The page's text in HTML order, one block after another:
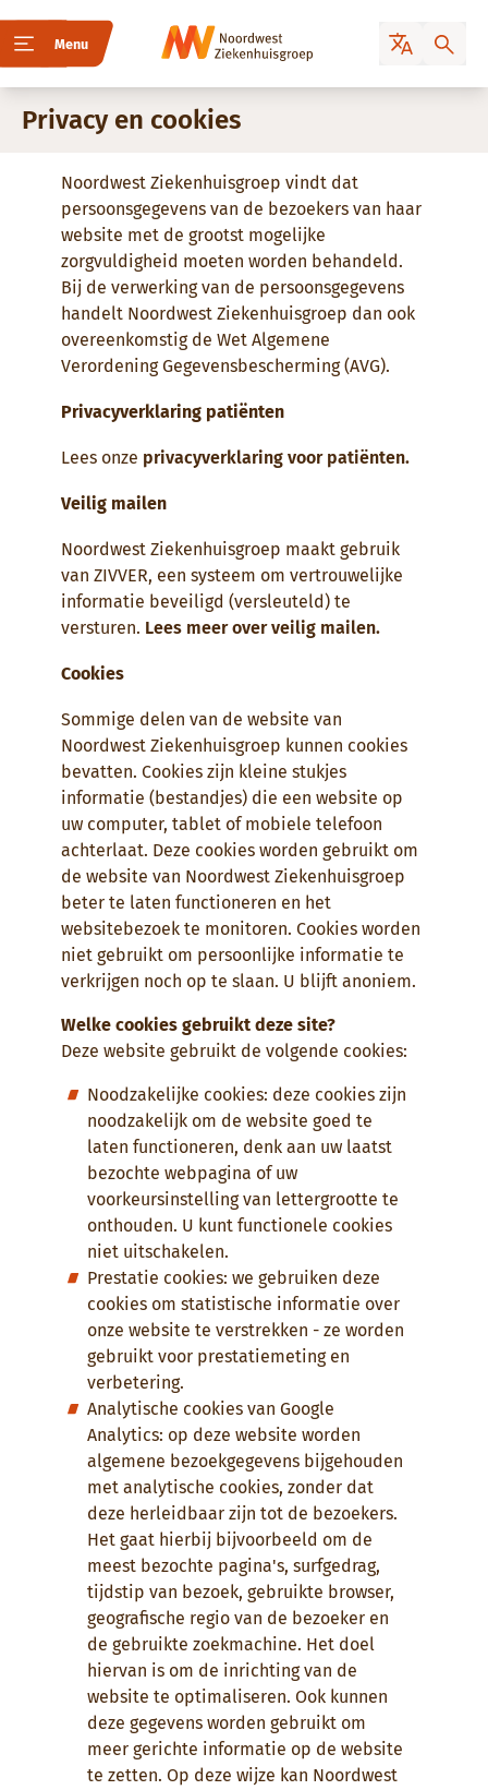
Menu
Privacy en cookies
Noordwest Ziekenhuisgroep vindt dat
persoonsgegevens van de bezoekers van haar
website met de grootst mogelijke
zorgvuldigheid moeten worden behandeld.
Bij de verwerking van de persoonsgegevens
handelt Noordwest Ziekenhuisgroep dan ook
overeenkomstig de Wet Algemene
Verordening Gegevensbescherming (AVG).
Privacyverklaring patiënten
Lees onze privacyverklaring voor patiënten.
Veilig mailen
Noordwest Ziekenhuisgroep maakt gebruik
van ZIVVER, een systeem om vertrouwelijke
informatie beveiligd (versleuteld) te
versturen. Lees meer over veilig mailen.
Cookies
Sommige delen van de website van
Noordwest Ziekenhuisgroep kunnen cookies
bevatten. Cookies zijn kleine stukjes
informatie (bestandjes) die een website op
uw computer, tablet of mobiele telefoon
achterlaat. Deze cookies worden gebruikt om
de website van Noordwest Ziekenhuisgroep
beter te laten functioneren en het
websitebezoek te monitoren. Cookies worden
niet gebruikt om persoonlijke informatie te
verkrijgen noch op te slaan. U blijft anoniem.
Welke cookies gebruikt deze site?
Deze website gebruikt de volgende cookies:
Noodzakelijke cookies: deze cookies zijn
noodzakelijk om de website goed te
laten functioneren, denk aan uw laatst
bezochte webpagina of uw
voorkeursinstelling van lettergrootte te
onthouden. U kunt functionele cookies
niet uitschakelen.
Prestatie cookies: we gebruiken deze
cookies om statistische informatie over
onze website te verstrekken - ze worden
gebruikt voor prestatiemeting en
verbetering.
Analytische cookies van Google
Analytics: op deze website worden
algemene bezoekgegevens bijgehouden
met analytische cookies, zonder dat
deze herleidbaar zijn tot de bezoekers.
Het gaat hierbij bijvoorbeeld om de
meest bezochte pagina's, surfgedrag,
tijdstip van bezoek, gebruikte browser,
geografische regio van de bezoeker en
de gebruikte zoekmachine. Het doel
hiervan is om de inrichting van de
website te optimaliseren. Ook kunnen
deze gegevens worden gebruikt om
meer gerichte informatie op de website
te zetten. Op deze wijze kan Noordwest